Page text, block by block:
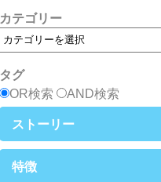
カテゴリー
タグ
OR検索
AND検索
ストーリー
ラブストーリー
特徴